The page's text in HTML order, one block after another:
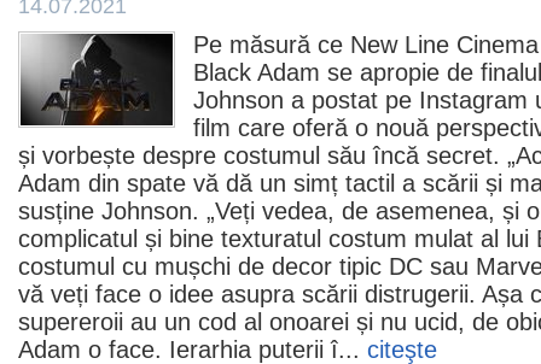
14.07.2021
Pe măsură ce New Line Cinema
Black Adam se apropie de
Johnson a postat pe Instagram
film care oferă o nouă
și vorbește despre costumul său încă secret.
Adam din spate vă dă un simț tactil a scării și
susține Johnson. „Veți vedea, de asemenea, și
complicatul și bine texturatul costum mulat al lui
costumul cu mușchi de decor tipic DC sau
vă veți face o idee asupra scării distrugerii. Așa
supereroii au un cod al onoarei și nu ucid, de
Adam o face. Ierarhia puterii î... citeşte